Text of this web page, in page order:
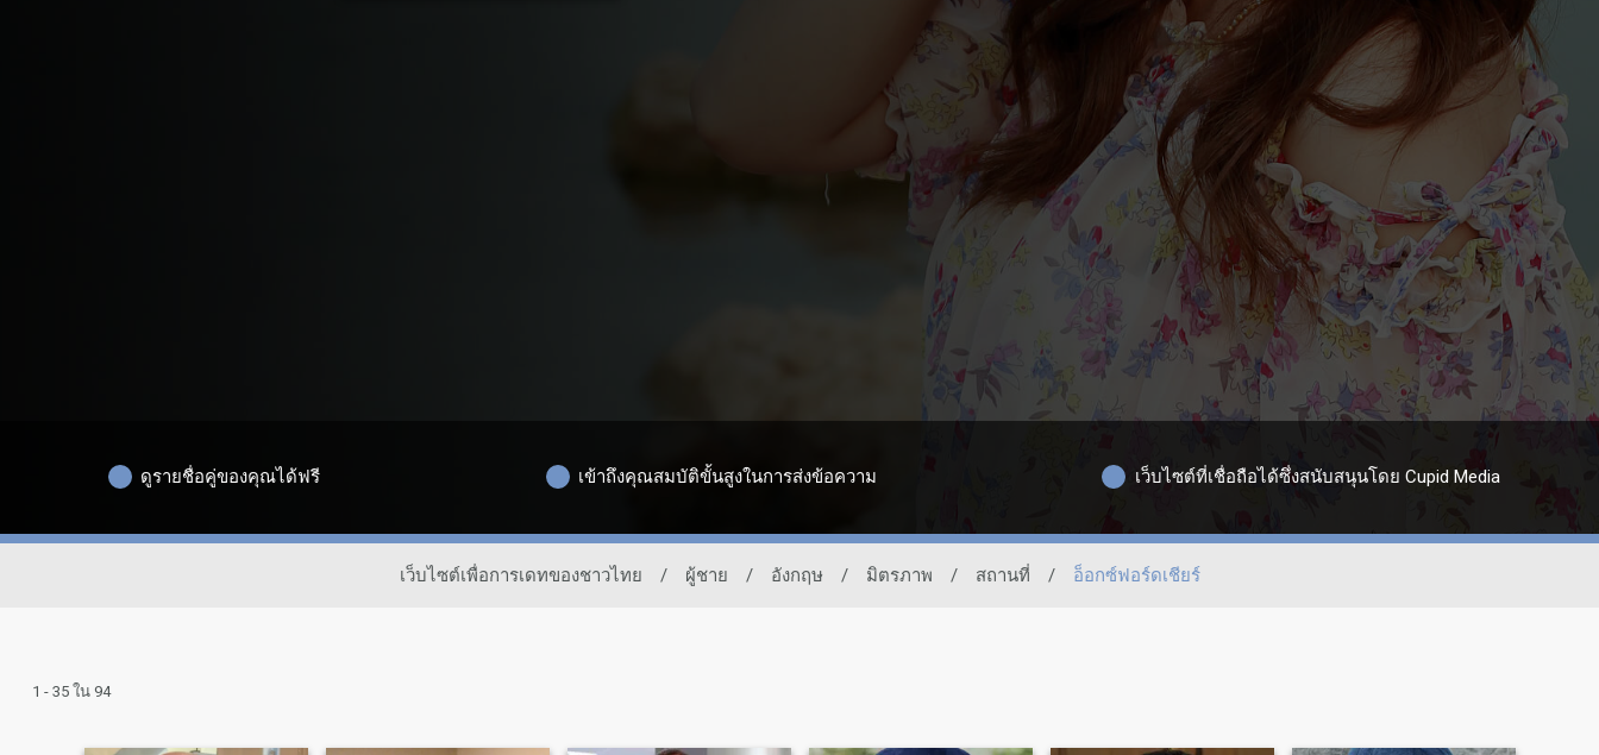
ดูรายชื่อคู่ของคุณได้ฟรี เข้าถึงคุณสมบัติขั้นสูงในการส่งข้อความ เว็บไซต์ที่เชื่อถือได้ซึ่งสนับสนุนโดย Cupid Media
เว็บไซต์เพื่อการเดทของชาวไทย / ผู้ชาย / อังกฤษ / มิตรภาพ / สถานที่ / อ็อกซ์ฟอร์ดเชียร์
1 - 35 ใน 94